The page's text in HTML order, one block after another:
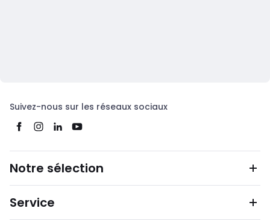
Suivez-nous sur les réseaux sociaux
Notre sélection
Service